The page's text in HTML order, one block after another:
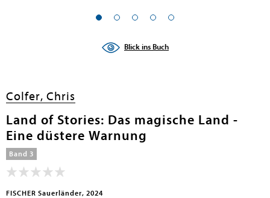
submenu
Blick ins Buch
Colfer, Chris
Land of Stories: Das magische Land -
Eine düstere Warnung
Band 3
FISCHER Sauerländer, 2024